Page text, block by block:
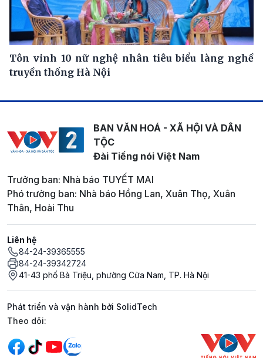
Tôn vinh 10 nữ nghệ nhân tiêu biểu làng nghề
truyền thống Hà Nội
BAN VĂN HOÁ - XÃ HỘI VÀ DÂN
TỘC
Đài Tiếng nói Việt Nam
Trưởng ban: Nhà báo TUYẾT MAI
Phó trưởng ban: Nhà báo Hồng Lan, Xuân Thọ, Xuân
Thân, Hoài Thu
Liên hệ
84-24-39365555
84-24-39342724
41-43 phố Bà Triệu, phường Cửa Nam, TP. Hà Nội
Phát triển và vận hành bởi SolidTech
Mạng xã hội
Theo dõi: